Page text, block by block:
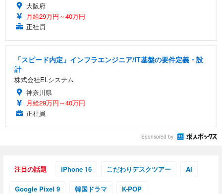
大阪府
月給29万円～40万円
正社員
「スピード内定」インフラエンジニア/IT基盤の要件定義・設
計
株式会社ELシステム
神奈川県
月給29万円～40万円
正社員
Sponsored by
注目の話題 iPhone 16 こだわりデスクツアー AI
Google Pixel 9 韓国ドラマ K-POP